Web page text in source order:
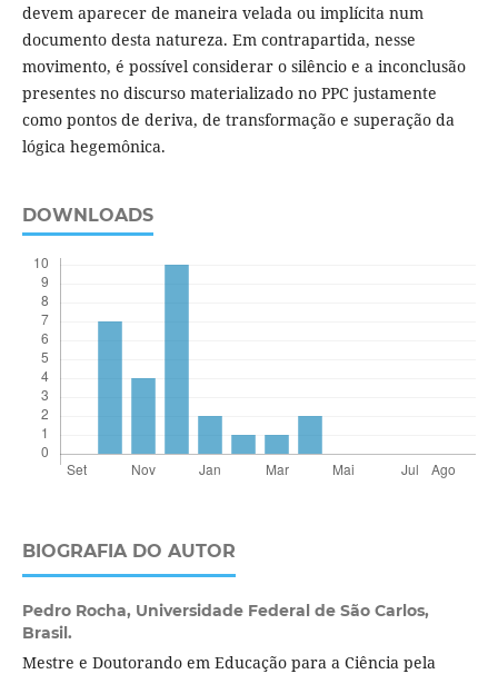
devem aparecer de maneira velada ou implícita num
documento desta natureza. Em contrapartida, nesse
movimento, é possível considerar o silêncio e a inconclusão
presentes no discurso materializado no PPC justamente
como pontos de deriva, de transformação e superação da
lógica hegemônica.
DOWNLOADS
BIOGRAFIA DO AUTOR
Pedro Rocha, Universidade Federal de São Carlos,
Brasil.
Mestre e Doutorando em Educação para a Ciência pela